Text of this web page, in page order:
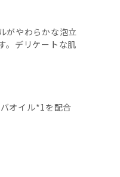
がやわらかな泡立
。デリケートな肌
オイル*1を配合